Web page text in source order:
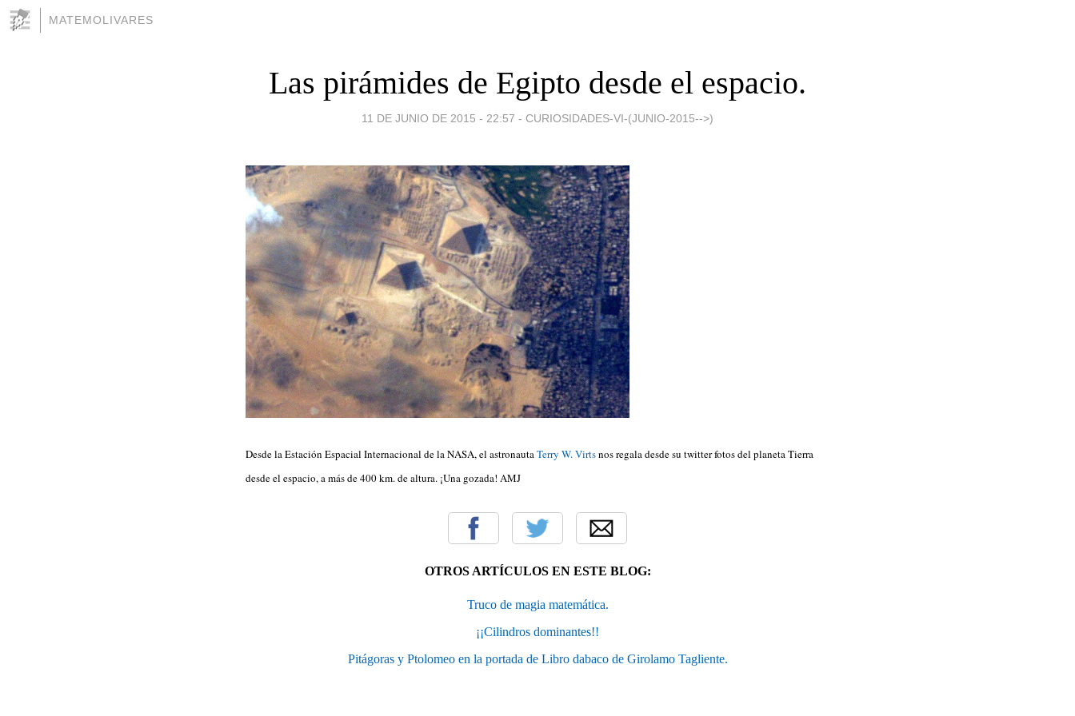
MATEMOLIVARES
Las pirámides de Egipto desde el espacio.
11 DE JUNIO DE 2015 - 22:57 - CURIOSIDADES-VI-(JUNIO-2015-->)
Desde la Estación Espacial Internacional de la NASA, el astronautaTerry W. Virtsnos regala desde su twitter fotos del planeta Tierra
desde el espacio, a más de 400 km. de altura. ¡Una gozada! AMJ
OTROS ARTÍCULOS EN ESTE BLOG:
Truco de magia matemática.
¡¡Cilindros dominantes!!
Pitágoras y Ptolomeo en la portada de Libro dabaco de Girolamo Tagliente.